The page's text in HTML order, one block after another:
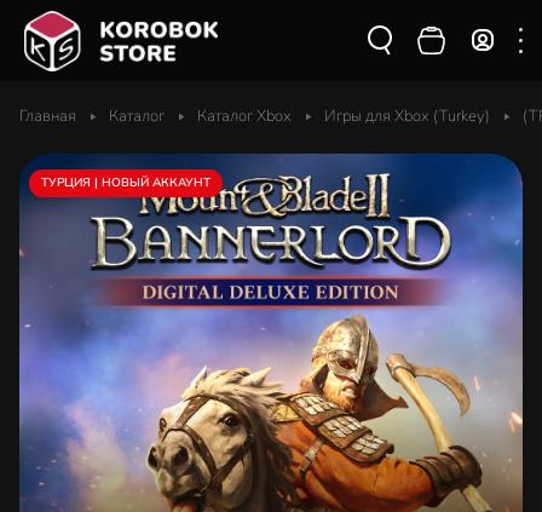
Главная Каталог Каталог Xbox Игры для Xbox (Turkey)
ТУРЦИЯ | НОВЫЙ АККАУНТ